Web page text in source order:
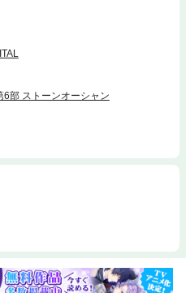
6部 ストーンオーシャン